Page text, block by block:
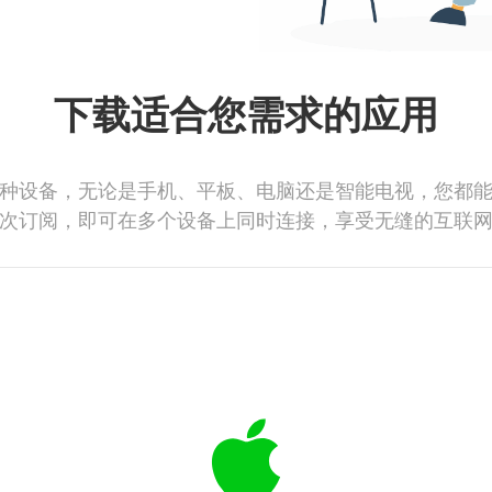
下载适合您需求的应用
设备，无论是手机、平板、电脑还是智能电视，您都
订阅，即可在多个设备上同时连接，享受无缝的互联